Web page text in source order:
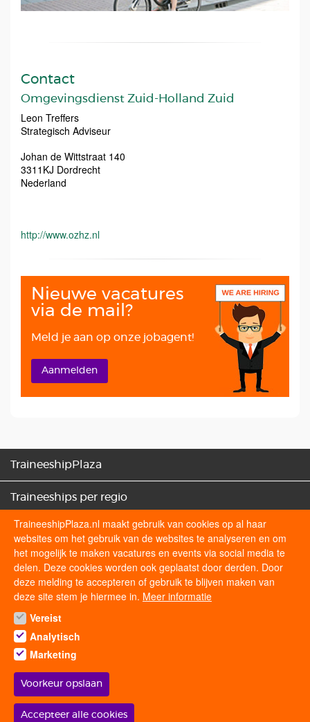
Contact
Omgevingsdienst Zuid-Holland Zuid
Leon Treffers
Strategisch Adviseur
Johan de Wittstraat 140
3311KJ Dordrecht
Nederland
http://www.ozhz.nl
Nieuwe vacatures
via de mail?
Meld je aan op onze jobagent!
Aanmelden
TraineeshipPlaza
Traineeships per regio
Traineeships categorieën
Sollicitatietips
© 2026 traineeshipplaza.nl | Alle rechten voorbehouden.
TraineeshipPlaza.nl maakt gebruik van cookies op al haar
websites om het gebruik van de websites te analyseren en om
het mogelijk te maken vacatures en events via social media te
delen. Deze cookies worden ook geplaatst door derden. Door
deze melding te accepteren of gebruik te blijven maken van
deze site stem je hiermee in. Meer informatie
Vereist
Analytisch
Marketing
Voorkeur opslaan
Accepteer alle cookies
Withdraw